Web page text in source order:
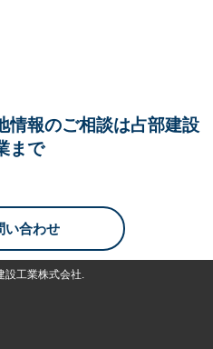
情報のご相談は占部建設
まで
合わせ
設工業株式会社.